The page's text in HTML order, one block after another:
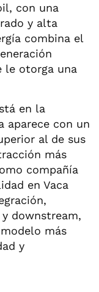
con una
y alta
combina el
le otorga una
en la
aparece con un
al de sus
más
compañía
en Vaca
downstream,
más
y